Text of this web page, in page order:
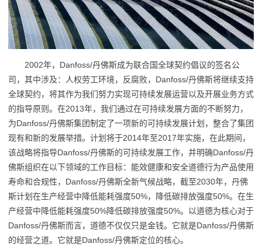
2002年，Danfoss/丹佛斯成为联合国全球契约倡议的签名公
司，其中涉及：人权劳工环境，反腐败，Danfoss/丹佛斯将继续支持
全球契约，将其作为我们努力实现可持续发展运营以及开展业务方式
的指导原则。在2013年，我们通过在可持续发展方面的不断努力，
为Danfoss/丹佛斯集团制定了一项新的可持续发展计划，整合了集团
现有和新的发展举措。计划将于2014年至2017年实施，在此期间，
该战略将指导Danfoss/丹佛斯的可持续发展工作，并明确Danfoss/丹
佛斯组织在以下领域的工作目标：能效健康和安全道德行为产品使用
寿命和合规性，Danfoss/丹佛斯全新气候战略，截至2030年，丹佛
斯计划在生产经营中降低能耗强度50%，降低碳排放强度50%。在生
产经营中降低能耗强度50%降低碳排放强度50%。以道德为核心对于
Danfoss/丹佛斯而言，道德不仅仅只是金钱。它就是Danfoss/丹佛斯
的经营之道。它就是Danfoss/丹佛斯定位的核心。